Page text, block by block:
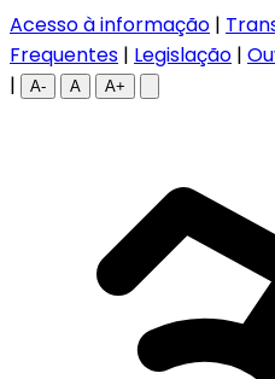
Acesso à informação |
Frequentes | Legislação |
|
A- A A+